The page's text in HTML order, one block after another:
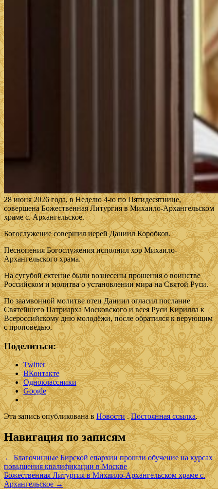
28 июня 2026 года, в Неделю 4-ю по Пятидесятнице,
совершена Божественная Литургия в Михаило-Архангельском
храме с. Архангельское.
Богослужение совершил иерей Даниил Коробков.
Песнопения Богослужения исполнил хор Михаило-
Архангельского храма.
На сугубой ектение были вознесены прошения о воинстве
Российском и молитва о установлении мира на Святой Руси.
По заамвонной молитве отец Даниил огласил послание
Святейшего Патриарха Московского и всея Руси Кирилла к
Всероссийскому дню молодёжи, после обратился к верующим
с проповедью.
Поделиться:
Twitter
ВКонтакте
Одноклассники
Google
Эта запись опубликована в Новости.Постоянная ссылка.
Навигация по записям
← Благочинные Бирской епархии прошли обучение на курсах
повышения квалификации в Москве
Божественная Литургия в Михаило-Архангельском храме с.
Архангельское→